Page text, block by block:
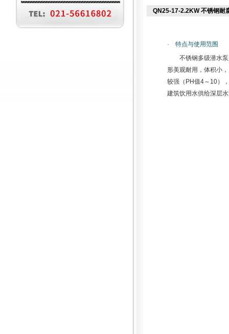
QN25-17-2.2KW 不锈钢耐
· 特点与使用范围
不锈钢多级潜水
形美观耐用，体积小
较强（PH值4～10）
建筑饮用水供给深层